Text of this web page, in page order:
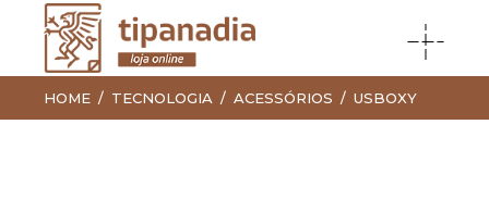
HOME TECNOLOGIA ACESSÓRIOS USBOXY